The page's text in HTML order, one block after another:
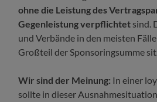
ohne die Leistung des
Gegenleistung verpflichtet sind.
und Verbände in den meisten
Großteil der Sponsoringsumme
Wir sind der Meinung: In einer
sollte in dieser